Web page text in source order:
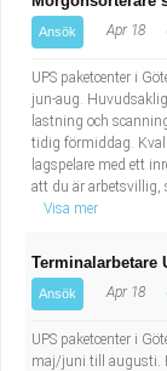
Ansök Apr 18
UPS paketcenter i
jun-aug.
lastning och
tidig förmiddag.
lagspelare med ett
att du är arbetsvillig,
Visa mer
Terminalarbetare
Ansök Apr 18
UPS paketcenter i
maj/juni till augusti.